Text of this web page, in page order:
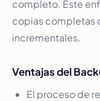
completo. Este
copias completas
incrementales.
Ventajas del
El proceso de